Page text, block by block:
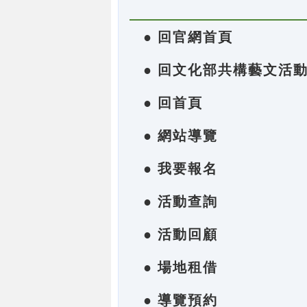
● 回官網首頁
● 回文化部共構藝文活
● 回首頁
● 網站導覽
● 我要報名
● 活動查詢
● 活動回顧
● 場地租借
● 導覽預約